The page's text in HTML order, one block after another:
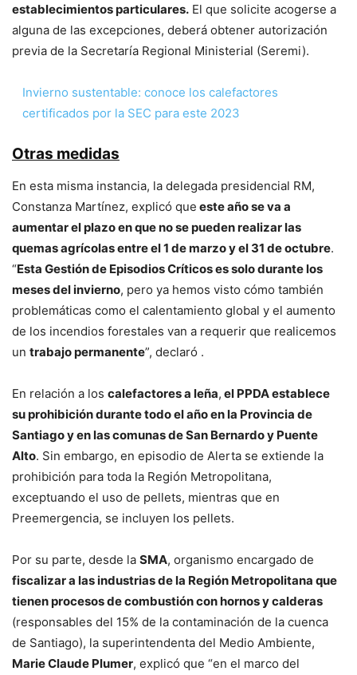
establecimientos particulares. El que solicite acogerse a
alguna de las excepciones, deberá obtener autorización
previa de la Secretaría Regional Ministerial (Seremi).
Invierno sustentable: conoce los calefactores
certificados por la SEC para este 2023
Otras medidas
En esta misma instancia, la delegada presidencial RM,
Constanza Martínez, explicó que este año se va a
aumentar el plazo en que no se pueden realizar las
quemas agrícolas entre el 1 de marzo y el 31 de octubre.
“Esta Gestión de Episodios Críticos es solo durante los
meses del invierno, pero ya hemos visto cómo también
problemáticas como el calentamiento global y el aumento
de los incendios forestales van a requerir que realicemos
un trabajo permanente”, declaró .
En relación a los calefactores a leña, el PPDA establece
su prohibición durante todo el año en la Provincia de
Santiago y en las comunas de San Bernardo y Puente
Alto. Sin embargo, en episodio de Alerta se extiende la
prohibición para toda la Región Metropolitana,
exceptuando el uso de pellets, mientras que en
Preemergencia, se incluyen los pellets.
Por su parte, desde la SMA, organismo encargado de
fiscalizar a las industrias de la Región Metropolitana que
tienen procesos de combustión con hornos y calderas
(responsables del 15% de la contaminación de la cuenca
de Santiago), la superintendenta del Medio Ambiente,
Marie Claude Plumer, explicó que “en el marco del